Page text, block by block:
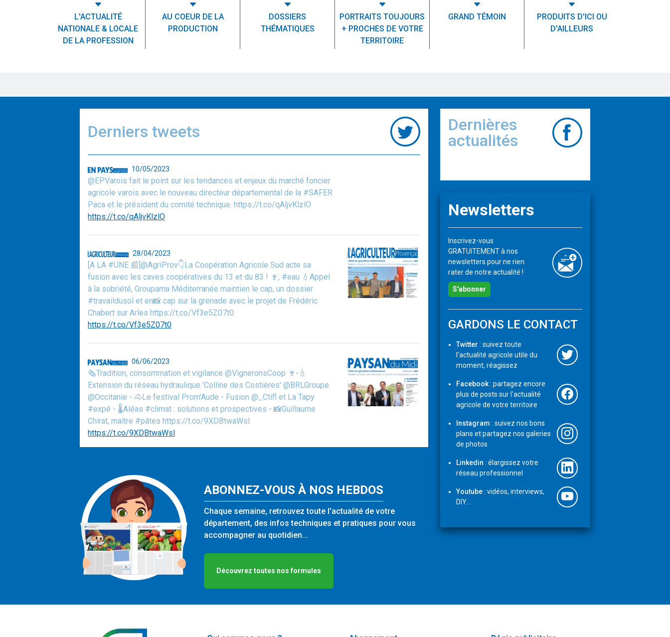
L'ACTUALITÉ
NATIONALE & LOCALE
DE LA PROFESSION
AU COEUR DE LA
PRODUCTION
DOSSIERS
THÉMATIQUES
PORTRAITS TOUJOURS
+ PROCHES DE VOTRE
TERRITOIRE
GRAND TÉMOIN
PRODUITS D'ICI OU
D'AILLEURS
Derniers tweets
10/05/2023
@EPVarois fait le point sur les tendances et enjeux du marché foncier
agricole varois avec le nouveau directeur départemental de la #SAFER
Paca et le président du comité technique. https://t.co/qAljvKlzlO
https://t.co/qAljvKlzlO
28/04/2023
[A LA #UNE 📰]@AgriProv👇La Coopération Agricole Sud acte sa
fusion avec les caves coopératives du 13 et du 83 ! 🍷, #eau 💧Appel
à la sobriété, Groupama Méditerranée maintien le cap, un dossier
#travaildusol et en📸 cap sur la grenade avec le projet de Frédéric
Chabert sur Arles https://t.co/Vf3e5Z07t0
https://t.co/Vf3e5Z07t0
06/06/2023
🗞️Tradition, consommation et vigilance @VigneronsCoop 🍷-💧
Extension du réseau hydraulique 'Colline des Costières' @BRLGroupe
@Occitanie - 🐴Le festival Prom'Aude - Fusion @_Ctifl et La Tapy
#expé - 🌡️Aléas #climat : solutions et prospectives - 📸Guillaume
Chirat, maître #pâtes https://t.co/9XDBtwaWsl
https://t.co/9XDBtwaWsl
ABONNEZ-VOUS À NOS HEBDOS
Chaque semaine, retrouvez toute l'actualité de votre
département, des infos techniques et pratiques pour vous
accompagner au quotidien...
Découvrez toutes nos formules
Dernières
actualités
Newsletters
Inscrivez-vous
GRATUITEMENT à nos
newsletters pour ne rien
rater de notre actualité !
S'abonner
GARDONS LE CONTACT
Twitter : suivez toute
l'actualité agricole utile du
moment, réagissez
Facebook: partagez encore
plus de posts sur l'actualité
agricole de votre territoire
Instagram : suivez nos bons
plans et partagez nos galeries
de photos
Linkedin : élargissez votre
réseau professionnel
Youtube: vidéos, interviews,
DIY...